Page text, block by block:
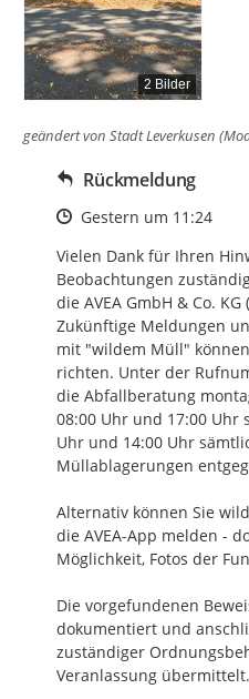
2 Bilder
geändert von Stadt Leverkusen
Rückmeldung
Zeitpunkt des Erstellens
Gestern um 11:24
Vielen Dank für Ihren
Beobachtungen
die AVEA GmbH & Co. KG
Zukünftige Meldungen
mit "wildem Müll"
richten. Unter der
die Abfallberatung
08:00 Uhr und 17:00 Uhr
Uhr und 14:00 Uhr
Müllablagerungen
Alternativ können Sie
die AVEA-App melden -
Möglichkeit, Fotos der
Die vorgefundenen
dokumentiert und
zuständiger
Veranlassung übermittelt.